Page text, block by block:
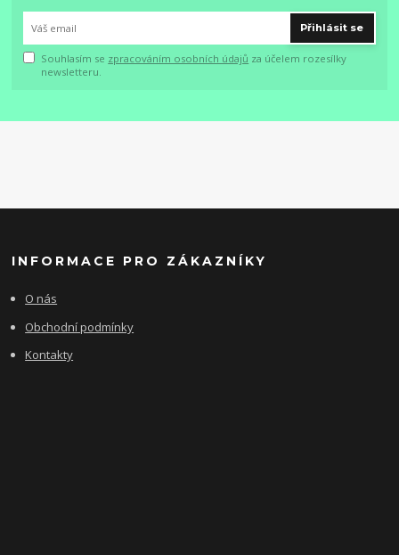
Přihlásit se
Souhlasím se zpracováním osobních údajů za účelem rozesílky
newsletteru.
INFORMACE PRO ZÁKAZNÍKY
O nás
Obchodní podmínky
Kontakty